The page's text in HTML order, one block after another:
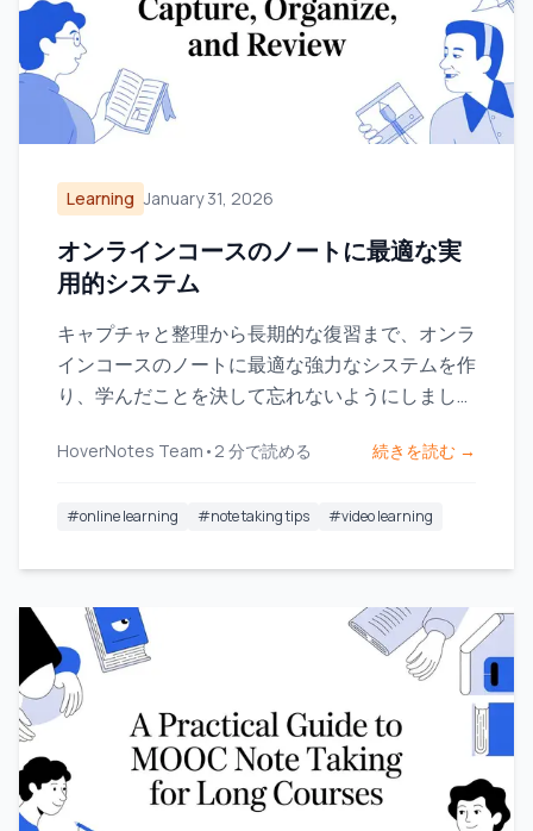
Learning January 31, 2026
オンラインコースのノートに最適な実
用的システム
キャプチャと整理から長期的な復習まで、オンラ
インコースのノートに最適な強力なシステムを作
り、学んだことを決して忘れないようにしましょ
HoverNotes Team • 2 分で読める 続きを読む →
#online learning #note taking tips #video learning